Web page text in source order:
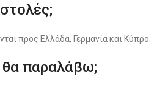
προς Ελλάδα, Γερμανία και Κύπρο.
παραλάβω;